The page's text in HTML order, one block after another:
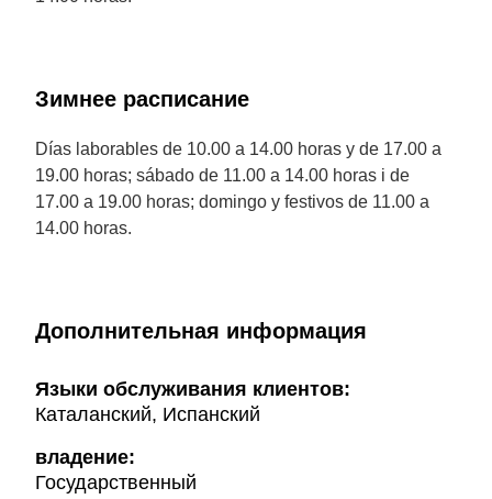
Зимнее расписание
Días laborables de 10.00 a 14.00 horas y de 17.00 a
19.00 horas; sábado de 11.00 a 14.00 horas i de
17.00 a 19.00 horas; domingo y festivos de 11.00 a
14.00 horas.
Дополнительная информация
Языки обслуживания клиентов:
Каталанский, Испанский
владение:
Государственный